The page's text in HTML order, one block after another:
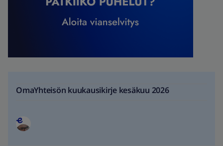
OmaYhteisön kuukausikirje kesäkuu 2026